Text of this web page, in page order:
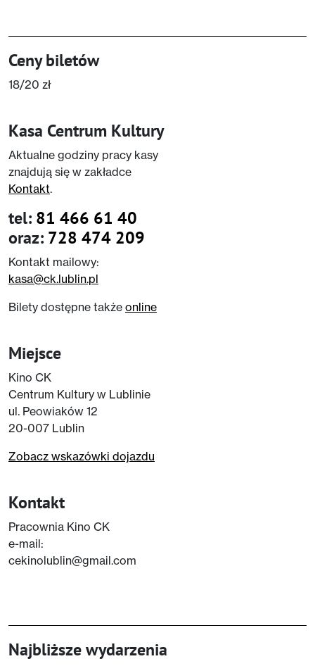
Ceny biletów
18/20 zł
Kasa Centrum Kultury
Aktualne godziny pracy kasy
znajdują się w zakładce
Kontakt.
tel: 81 466 61 40
oraz: 728 474 209
Kontakt mailowy:
kasa@ck.lublin.pl
Bilety dostępne także online
Miejsce
Kino CK
Centrum Kultury w Lublinie
ul. Peowiaków 12
20-007 Lublin
Zobacz wskazówki dojazdu
Kontakt
Pracownia Kino CK
e-mail:
cekinolublin@gmail.com
Najbliższe wydarzenia